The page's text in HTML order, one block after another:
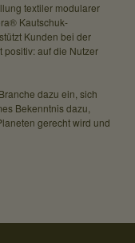
textiler modularer
Kautschuk-
Kunden bei der
positiv: auf die Nutzer
dazu ein, sich
Bekenntnis dazu,
gerecht wird und